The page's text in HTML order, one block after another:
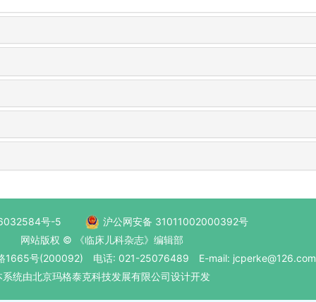
号-5
沪公网安备 31011002000392号
网站版权 © 《临床儿科杂志》编辑部
1665号(200092) 电话: 021-25076489 E-mail: jcperke@126.com
系统由北京玛格泰克科技发展有限公司设计开发